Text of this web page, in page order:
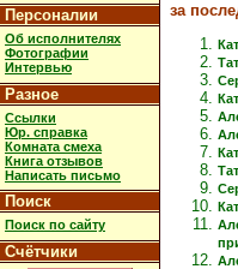
Персоналии
Об исполнителях
Фотографии
Интервью
Разное
Ссылки
Юр. справка
Комната смеха
Книга отзывов
Написать письмо
Поиск
Поиск по сайту
Счётчики
за